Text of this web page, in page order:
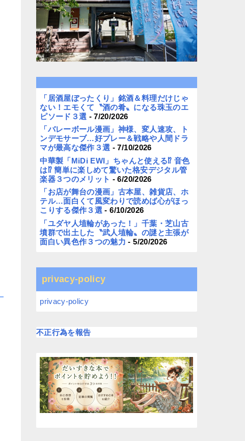
「居酒屋ぼったくり」銘酒＆料理だけじゃ
ない！エモくて〝酒の肴〟になる珠玉のエ
ピソード３選 - 7/20/2026
「バレーボール漫画」神様、変人速攻、ト
ンデモサーブ…好プレー＆戦略や人間ドラ
マが最高な傑作３選 - 7/10/2026
中華製「MiDi EWI」ちゃんと使える⁉︎ 音色
は⁉︎ 簡単に楽しめて驚いた格安デジタル管
楽器３つのメリット - 6/20/2026
「お店が舞台の漫画」古本屋、雑貨店、ホ
テル…面白くて風変わりで読めば心がほっ
こりする傑作３選 - 6/10/2026
「ユダヤ人埴輪があった！」千葉・芝山古
墳群で出土した〝武人埴輪〟の謎と主張が
面白い異色作３つの魅力 - 5/20/2026
privacy-policy
privacy-policy
不正行為を報告